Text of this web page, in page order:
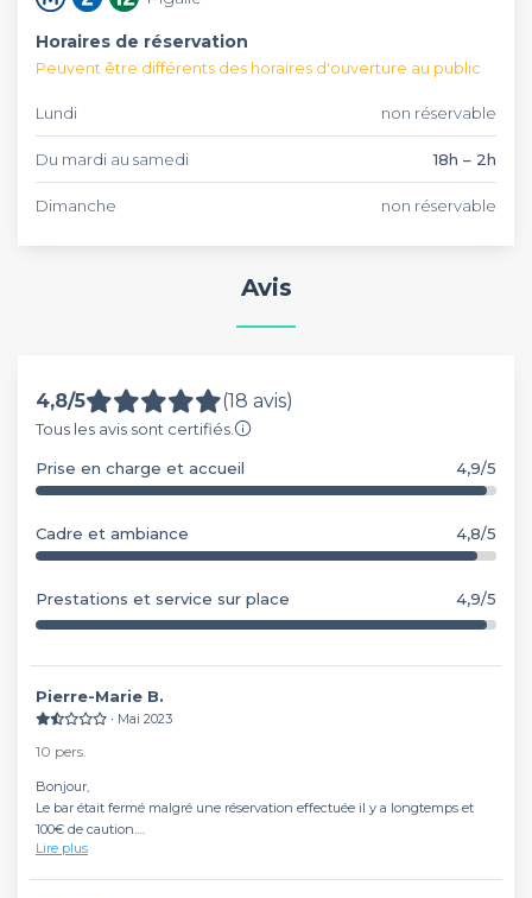
Horaires de réservation
Peuvent être différents des horaires d'ouverture au public
Lundi non réservable
Du mardi au samedi 18h – 2h
Dimanche non réservable
Avis
4,8/5 (18 avis)
Tous les avis sont certifiés.
Prise en charge et accueil 4,9/5
Cadre et ambiance 4,8/5
Prestations et service sur place 4,9/5
Pierre-Marie B.
∙ Mai 2023
10 pers.
Bonjour,
Le bar était fermé malgré une réservation effectuée il y a longtemps et
100€ de caution.
C’est impensable d’oser me demander un retour.
Lire plus